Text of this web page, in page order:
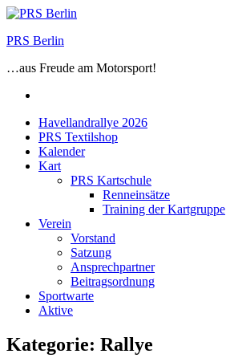
Zum
springen
PRS Berlin
…aus Freude am Motorsport!
Havellandrallye 2026
PRS Textilshop
Kalender
Kart
PRS Kartschule
Renneinsätze
Training der Kartgruppe
Verein
Vorstand
Satzung
Ansprechpartner
Beitragsordnung
Sportwarte
Aktive
Kategorie: Rallye